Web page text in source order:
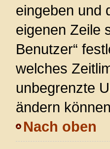
eingeben und
eigenen Zeile
Benutzer“
welches
unbegrenzte
ändern
Nach oben